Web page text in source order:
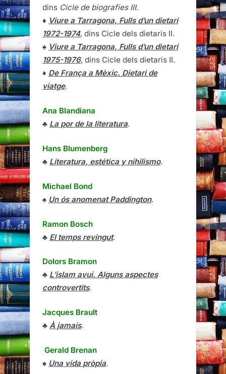
dins Cicle de biografies III.
♦ Viure a Tarragona, Fulls d’un dietari
1972-1974, dins Cicle dels dietaris II.
♠ Viure a Tarragona, Fulls d’un dietari
1975-1976, dins Cicle dels dietaris II.
♦ De França a Mèxic. Dietari de
viatge.
Ana Blandiana
♣ La por de la literatura.
Hans Blumenberg
♣ Literatura, estética y nihilismo.
Michael Bond
♠ Un ós anomenat Paddington.
Ramon Bosch
♣ El temps revingut.
Dolors Bramon
♣ L’islam avui. Alguns aspectes
controvertits.
Jacques Brault
♣ À jamais.
Gerald Brenan
♠ Una vida pròpia.